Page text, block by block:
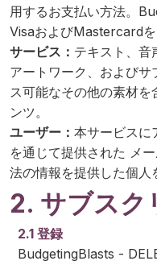
用するお支払い方法。
VisaおよびMastercardを
サービス： テキスト、音
アートワーク、および
ス可能なその他の素材
ンツ。
ユーザー： 本サービスに
を通じて提供された メ
法の情報を提供した個人
2. サブスク
2.1 登録
BudgetingBlasts -